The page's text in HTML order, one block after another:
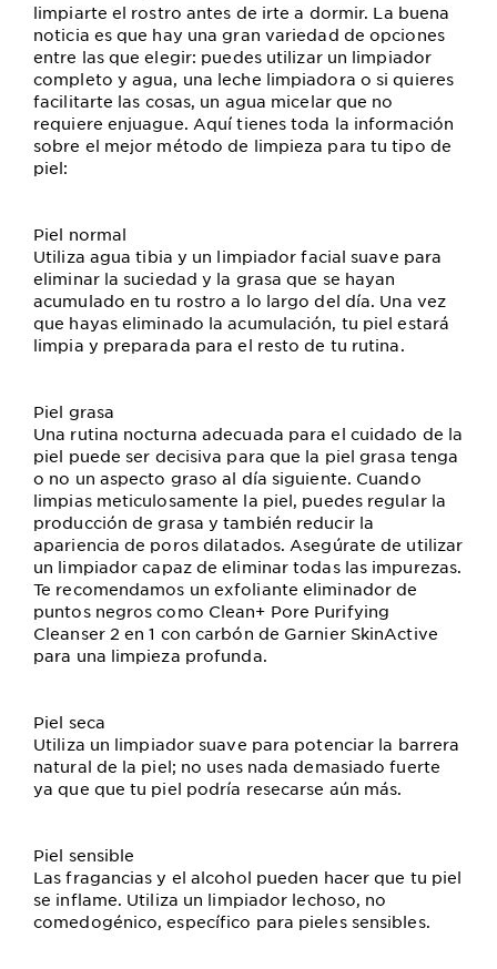
limpiarte el rostro antes de irte a dormir. La buena
noticia es que hay una gran variedad de opciones
entre las que elegir: puedes utilizar un limpiador
completo y agua, una leche limpiadora o si quieres
facilitarte las cosas, un agua micelar que no
requiere enjuague. Aquí tienes toda la información
sobre el mejor método de limpieza para tu tipo de
piel:
Piel normal
Utiliza agua tibia y un limpiador facial suave para
eliminar la suciedad y la grasa que se hayan
acumulado en tu rostro a lo largo del día. Una vez
que hayas eliminado la acumulación, tu piel estará
limpia y preparada para el resto de tu rutina.
Piel grasa
Una rutina nocturna adecuada para el cuidado de la
piel puede ser decisiva para que la piel grasa tenga
o no un aspecto graso al día siguiente. Cuando
limpias meticulosamente la piel, puedes regular la
producción de grasa y también reducir la
apariencia de poros dilatados. Asegúrate de utilizar
un limpiador capaz de eliminar todas las impurezas.
Te recomendamos un exfoliante eliminador de
puntos negros como Clean+ Pore Purifying
Cleanser 2 en 1 con carbón de Garnier SkinActive
para una limpieza profunda.
Piel seca
Utiliza un limpiador suave para potenciar la barrera
natural de la piel; no uses nada demasiado fuerte
ya que que tu piel podría resecarse aún más.
Piel sensible
Las fragancias y el alcohol pueden hacer que tu piel
se inflame. Utiliza un limpiador lechoso, no
comedogénico, específico para pieles sensibles.